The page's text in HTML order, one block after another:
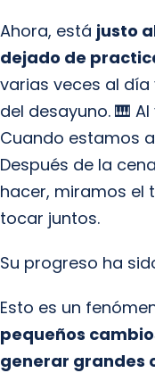
Ahora, está justo
dejado de
varias veces al
del desayuno. 🎹
Cuando estamos
Después de la
hacer, miramos el
tocar juntos.
Su progreso ha
Esto es un
pequeños
generar grandes